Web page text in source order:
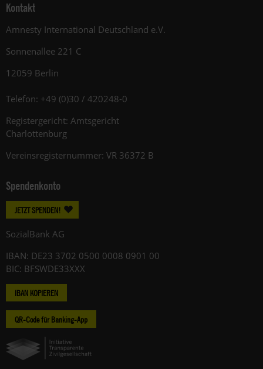
Kontakt
Amnesty International Deutschland e.V.
Sonnenallee 221 C
12059 Berlin
Telefon: +49 (0)30 / 420248-0
Registergericht: Amtsgericht
Charlottenburg
Vereinsregisternummer: VR 36372 B
Spendenkonto
JETZT SPENDEN!
SozialBank AG
IBAN: DE23 3702 0500 0008 0901 00
BIC: BFSWDE33XXX
IBAN KOPIEREN
QR-Code für Banking-App